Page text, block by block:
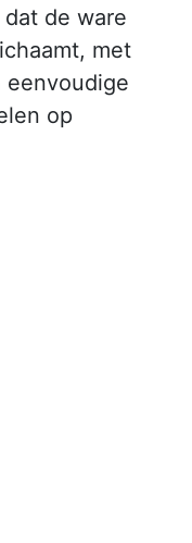
de ware
met
eenvoudige
op